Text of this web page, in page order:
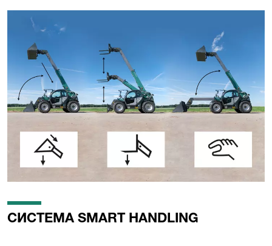
СИСТЕМА SMART HANDLING